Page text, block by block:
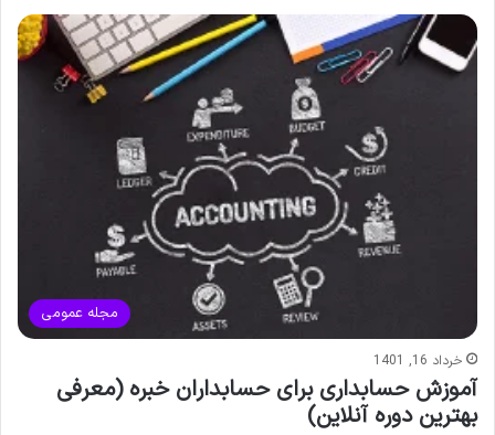
مجله عمومی
خرداد 16, 1401
آموزش حسابداری برای حسابداران خبره (معرفی
بهترین دوره آنلاین)